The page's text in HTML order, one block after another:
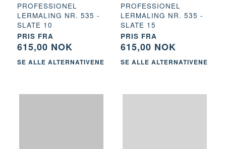
PROFESSIONEL
LERMALING NR. 535 -
SLATE 10
PRIS FRA
615,00 NOK
SE ALLE ALTERNATIVENE
PROFESSIONEL
LERMALING NR. 535 -
SLATE 15
PRIS FRA
615,00 NOK
SE ALLE ALTERNATIVENE